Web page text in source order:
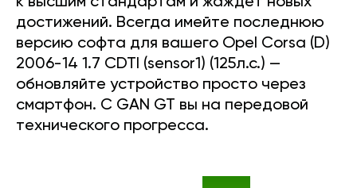
достижений. Всегда имейте последнюю
версию софта для вашего Opel Corsa (D)
2006-14 1.7 CDTI (sensor1) (125л.с.) —
обновляйте устройство просто через
смартфон. С GAN GT вы на передовой
технического прогресса.